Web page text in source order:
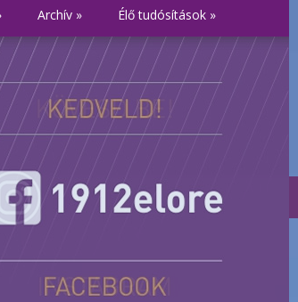
Archív » Élő tudósítások »